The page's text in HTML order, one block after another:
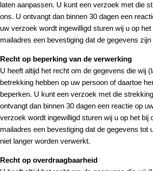
laten aanpassen. U kunt een verzoek met die
ons. U ontvangt dan binnen 30 dagen een
uw verzoek wordt ingewilligd sturen wij u op
mailadres een bevestiging dat de gegevens zijn
Recht op beperking van de verwerking
U heeft altijd het recht om de gegevens die wij
betrekking hebben op uw persoon of daartoe
beperken. U kunt een verzoek met die
ontvangt dan binnen 30 dagen een reactie op
verzoek wordt ingewilligd sturen wij u op het bij
mailadres een bevestiging dat de gegevens tot
niet langer worden verwerkt.
Recht op overdraagbaarheid